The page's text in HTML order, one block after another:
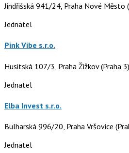
Jindřišská 941/24, Praha Nové Město
Jednatel
Pink Vibe s.r.o.
Husitská 107/3, Praha Žižkov (Praha
Jednatel
Elba Invest s.r.o.
Bulharská 996/20, Praha Vršovice
Jednatel